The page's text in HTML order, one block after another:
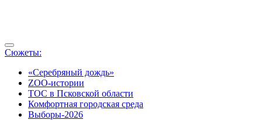
Сюжеты:
«Серебряный дождь»
ZOO-истории
ТОС в Псковской области
Комфортная городская среда
Выборы-2026